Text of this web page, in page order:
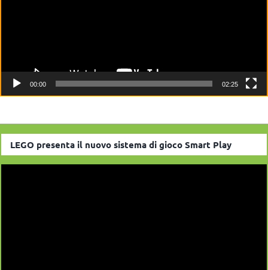
00:00 02:25
LEGO presenta il nuovo sistema di gioco Smart Play